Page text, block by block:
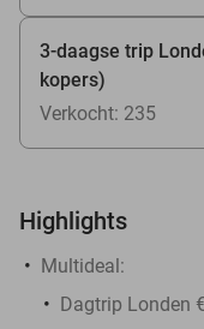
3-daagse trip
kopers)
Verkocht: 235
Highlights
Multideal:
Dagtrip Londen